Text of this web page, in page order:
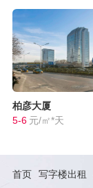
柏彦大厦
5-6 元/㎡*天
首页 写字楼出租